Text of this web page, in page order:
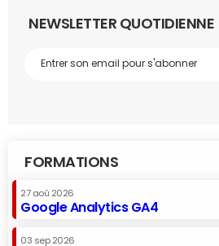
NEWSLETTER QUOTIDIENNE
FORMATIONS
27 aoû 2026
Google Analytics GA4
03 sep 2026